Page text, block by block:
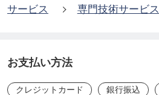
サービス 専門技術サービス
お支払い方法
クレジットカード 銀行振込